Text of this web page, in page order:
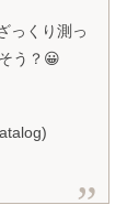
っくり測っ
う？😀